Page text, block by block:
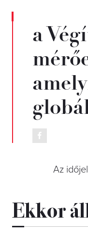
a
Az
Ekkor